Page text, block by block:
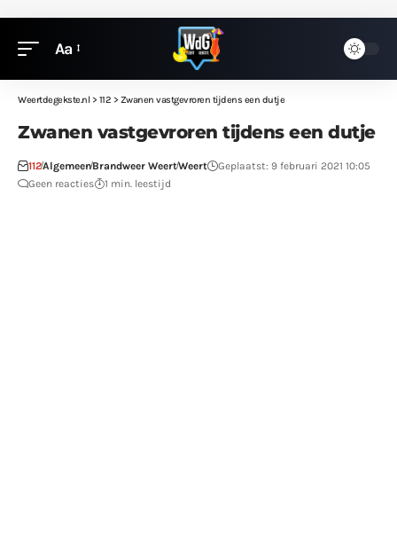
Aa
Weertdegekste.nl> 112 > Zwanen vastgevroren tijdens een dutje
Zwanen vastgevroren tijdens een dutje
112AlgemeenBrandweer WeertWeert
Geplaatst: 9 februari 2021 10:05
Geen reacties
1 min. leestijd